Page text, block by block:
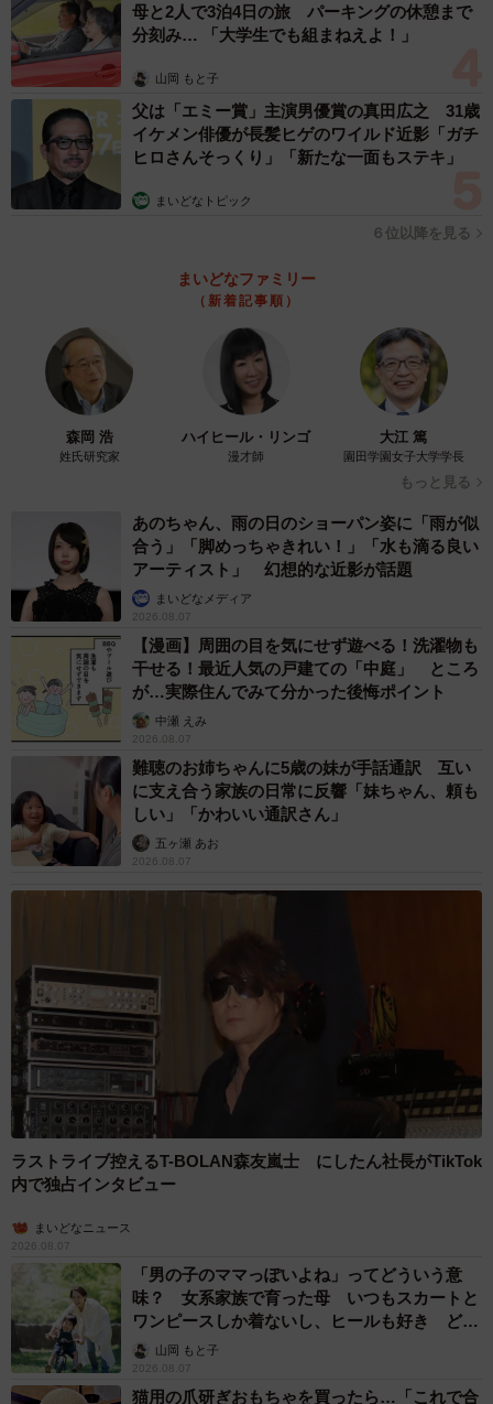
母と2人で3泊4日の旅 パーキングの休憩まで
分刻み… 「大学生でも組まねえよ！」
山岡 もと子
父は「エミー賞」主演男優賞の真田広之 31歳
イケメン俳優が長髪ヒゲのワイルド近影「ガチ
ヒロさんそっくり」「新たな一面もステキ」
まいどなトピック
６位以降を見る
まいどなファミリー
（新着記事順）
森岡 浩
姓氏研究家
ハイヒール・リンゴ
漫才師
大江 篤
園田学園女子大学学長
もっと見る
あのちゃん、雨の日のショーパン姿に「雨が似
合う」「脚めっちゃきれい！」「水も滴る良い
アーティスト」 幻想的な近影が話題
まいどなメディア
2026.08.07
【漫画】周囲の目を気にせず遊べる！洗濯物も
干せる！最近人気の戸建ての「中庭」 ところ
が…実際住んでみて分かった後悔ポイント
中瀬 えみ
2026.08.07
難聴のお姉ちゃんに5歳の妹が手話通訳 互い
に支え合う家族の日常に反響「妹ちゃん、頼も
しい」「かわいい通訳さん」
五ヶ瀬 あお
2026.08.07
ラストライブ控えるT-BOLAN森友嵐士 にしたん社長がTikTok
内で独占インタビュー
まいどなニュース
2026.08.07
「男の子のママっぽいよね」ってどういう意
味？ 女系家族で育った母 いつもスカートと
ワンピースしか着ないし、ヒールも好き どの
へんが…
山岡 もと子
2026.08.07
猫用の爪研ぎおもちゃを買ったら…「これで合